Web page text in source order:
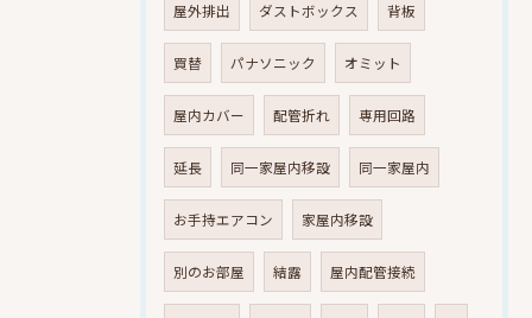
屋外排出 ダストボックス 背板
買替 パナソニック オミット
屋内カバー 配管折れ 専用回路
延長 同一家屋内移設 同一家屋内
お手持エアコン 家屋内移設
別のお部屋 結露 屋内配管接続